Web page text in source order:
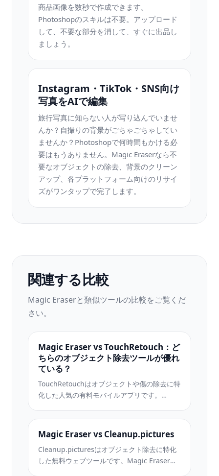
商品画像を数秒で作成できます。
Photoshopのスキルは不要。アップロード
して、不要な部分を消して、すぐに出品し
ましょう。
Instagram・TikTok・SNS向け
写真をAIで編集
旅行写真に知らない人が写り込んでいませ
んか？自撮りの背景がごちゃごちゃしてい
ませんか？Photoshopで何時間もかける必
要はもうありません。Magic Eraserなら不
要なオブジェクトの除去、背景のクリーン
アップ、各プラットフォーム向けのリサイ
ズがワンタップで完了します。
関連する比較
Magic Eraserと類似ツールの比較をご覧くだ
さい。
Magic Eraser vs TouchRetouch：ど
ちらのオブジェクト除去ツールが優れ
ている？
TouchRetouchはオブジェクトや傷の除去に特
化した人気の有料モバイルアプリです。
るデバイスから無料でAI編集が利用できま
す。機能、価格、使いやすさを比較してみま
しょう。
Magic Eraser vs Cleanup.pictures
Cleanup.picturesはオブジェクト除去に特化
した無料ウェブツールです。Magic Eraserは8